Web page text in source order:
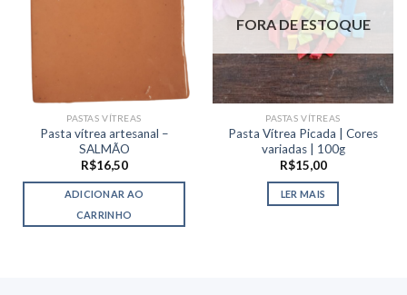
PASTAS VÍTREAS
Pasta vítrea artesanal –
SALMÃO
R$16,50
ADICIONAR AO
CARRINHO
FORA DE ESTOQUE
PASTAS VÍTREAS
Pasta Vítrea Picada | Cores
variadas | 100g
R$15,00
LER MAIS